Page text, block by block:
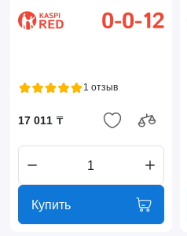
1 отзыв
17 011 ₸
Купить